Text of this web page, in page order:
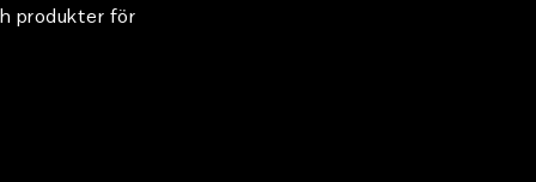
produkter för